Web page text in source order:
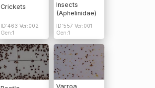
Crickets
ID:463 Ver:002
Gen:1
Insects
(Aphelinidae)
ID:557 Ver:001
Gen:1
Varroa